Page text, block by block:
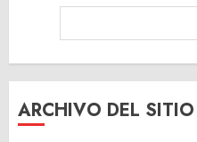
ARCHIVO DEL SITIO